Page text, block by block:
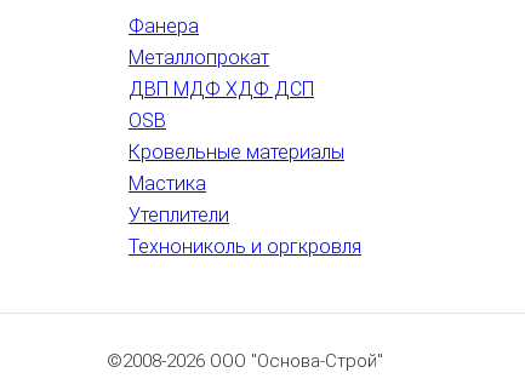
Фанера
Металлопрокат
ДВП МДФ ХДФ ДСП
OSB
Кровельные материалы
Мастика
Утеплители
Технониколь и оргкровля
©2008-2026 ООО "Основа-Строй"